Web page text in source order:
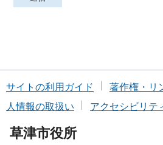
サイトの利用ガイド 著作権・リ
人情報の取扱い
アクセシビリテ
草津市役所